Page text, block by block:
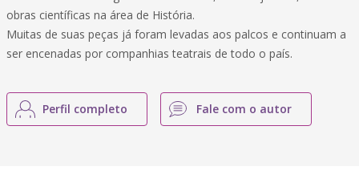
obras científicas na área de História.
Muitas de suas peças já foram levadas aos palcos e continuam a
ser encenadas por companhias teatrais de todo o país.
Perfil completo Fale com o autor